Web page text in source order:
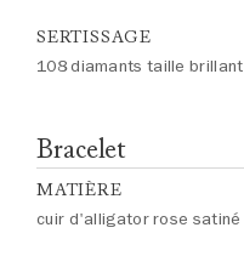
SERTISSAGE
108 diamants taille brillant
Bracelet
MATIÈRE
cuir d'alligator rose satiné